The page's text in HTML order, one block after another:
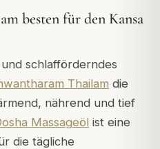
besten für den Kansa
schlafförderndes
Thailam die
nährend und tief
Massageöl ist eine
die tägliche